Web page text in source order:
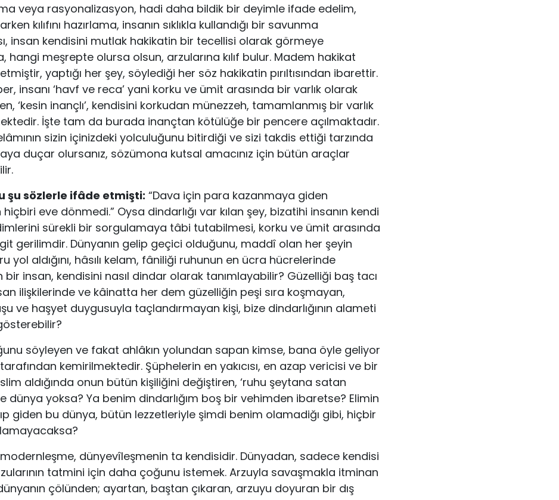
veya rasyonalizasyon, hadi daha bildik bir deyimle ifade edelim,
kılıfını hazırlama, insanın sıklıkla kullandığı bir savunma
in­san kendisini mutlak hakikatin bir tecellisi olarak görme­ye
hangi meşrepte olursa olsun, arzularına kılıf bulur. Madem hakikat
yaptığı her şey, söylediği her söz hakikatin pırıltısından ibarettir.
insanı ‘havf ve reca’ yani korku ve ümit arasında bir varlık olarak
‘kesin inançlı’, kendisini kor­kudan münezzeh, tamamlanmış bir varlık
İşte tam da burada inançtan kötülüğe bir pencere açıl­maktadır.
sizin içinizdeki yolculuğu­nu bitirdiği ve sizi takdis ettiği tarzında
du­çar olursanız, sözümona kutsal amacınız için bütün araçlar
şu sözlerle ifâde etmişti: “Dava için para kazanmaya giden
eve dönme­di.” Oysa dindarlığı var kılan şey, bizatihi insanın kendi
sürekli bir sorgulamaya tâbi tutabilmesi, korku ve ümit arasında
gerilimdir. Dünya­nın gelip geçici olduğunu, maddî olan her şeyin
yol aldığını, hâsılı kelam, fâniliği ruhunun en ücra hücre­lerinde
insan, kendisini nasıl dindar olarak tanımlayabilir? Güzelliği baş tacı
ilişkilerin­de ve kâinatta her dem güzelliğin peşi sıra koşmayan,
ve haşyet duygusuyla taçlandırmayan kişi, bize din­darlığının alameti
söyleyen ve fakat ahlâkın yolundan sa­pan kimse, bana öyle geliyor
kemi­rilmektedir. Şüphelerin en yakıcısı, en azap vericisi ve bir
aldığında onun bütün kişiliğini değiştiren, ‘ruhu şeytana satan
dünya yoksa? Ya benim dindarlığım boş bir vehimden ibaretse? Elimin
giden bu dünya, bütün lezzetleriyle şimdi benim olamadiğı gibi, hiçbir
dünyevîleşmenin ta kendisi­dir. Dünyadan, sadece kendisi
tatmi­ni için daha çoğunu istemek. Arzuyla savaşmakla itminan
çölünden; ayartan, baştan çıkaran, ar­zuyu doyuran bir dış